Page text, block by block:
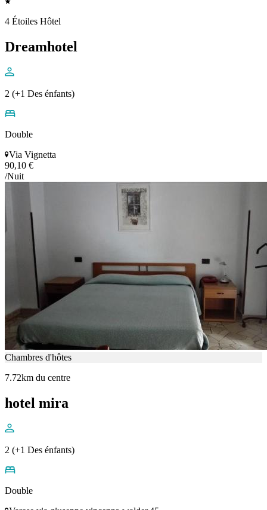
4 Étoiles Hôtel
Dreamhotel
2 (+1 Des énfants)
Double
Via Vignetta
90,10 €
/Nuit
Chambres d'hôtes
7.72km du centre
hotel mira
2 (+1 Des énfants)
Double